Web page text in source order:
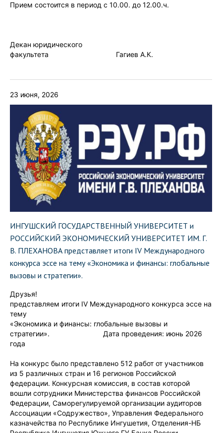
Прием состоится в период с 10.00. до 12.00.ч.
Декан юридического
факультета Гагиев А.К.
23 июня, 2026
ИНГУШСКИЙ ГОСУДАРСТВЕННЫЙ УНИВЕРСИТЕТ и
РОССИЙСКИЙ ЭКОНОМИЧЕСКИЙ УНИВЕРСИТЕТ ИМ. Г.
В. ПЛЕХАНОВА представляет итоги IV Международного
конкурса эссе на тему «Экономика и финансы: глобальные
вызовы и стратегии».
Друзья!
представляем итоги IV Международного конкурса эссе на
тему
«Экономика и финансы: глобальные вызовы и
стратегии». Дата проведения: июнь 2026
года
На конкурс было представлено 512 работ от участников
из 5 различных стран и 16 регионов Российской
федерации. Конкурсная комиссия, в состав которой
вошли сотрудники Министерства финансов Российской
Федерации, Саморегулируемой организации аудиторов
Ассоциации «Содружество», Управления Федерального
казначейства по Республике Ингушетия, Отделения-НБ